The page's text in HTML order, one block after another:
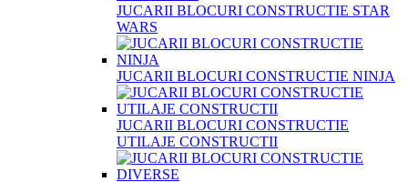
JUCARII BLOCURI CONSTRUCTIE STAR
WARS
JUCARII BLOCURI CONSTRUCTIE NINJA
JUCARII BLOCURI CONSTRUCTIE
UTILAJE CONSTRUCTII